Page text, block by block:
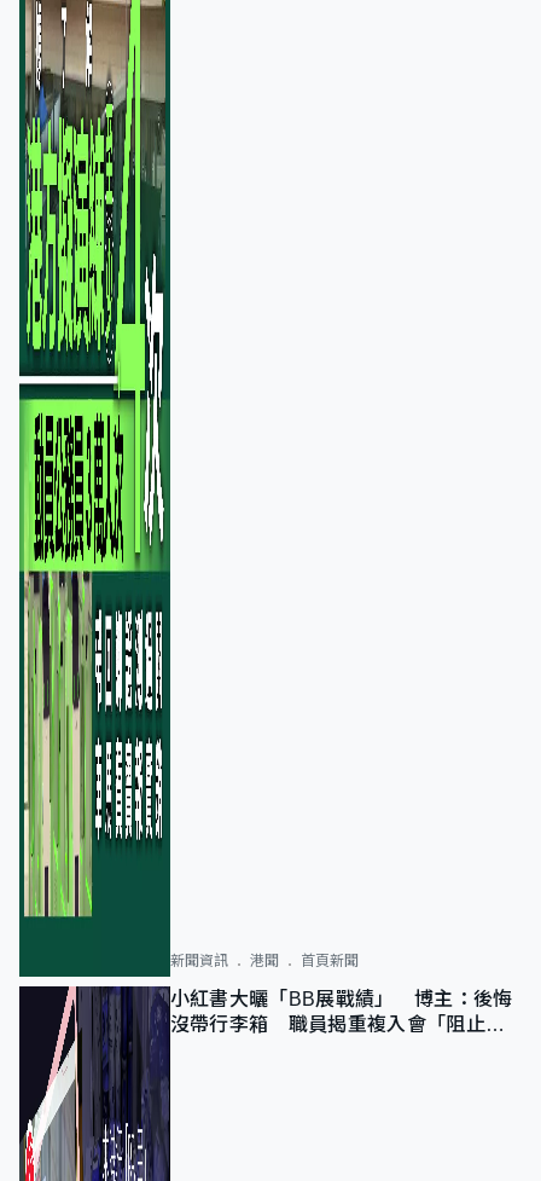
新聞資訊 港聞 首頁新聞
小紅書大曬「BB展戰績」 博主：後悔
沒帶行李箱 職員揭重複入會「阻止唔